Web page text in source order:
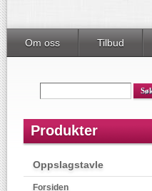
Om oss Tilbud
Produkter
Oppslagstavle
Forsiden